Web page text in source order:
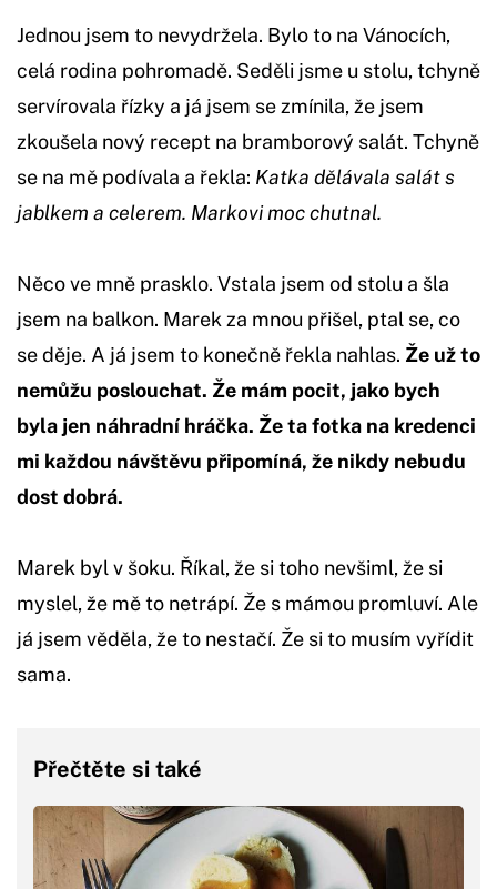
Jednou jsem to nevydržela. Bylo to na Vánocích,
celá rodina pohromadě. Seděli jsme u stolu, tchyně
servírovala řízky a já jsem se zmínila, že jsem
zkoušela nový recept na bramborový salát. Tchyně
se na mě podívala a řekla: Katka dělávala salát s
jablkem a celerem. Markovi moc chutnal.
Něco ve mně prasklo. Vstala jsem od stolu a šla
jsem na balkon. Marek za mnou přišel, ptal se, co
se děje. A já jsem to konečně řekla nahlas. Že už to
nemůžu poslouchat. Že mám pocit, jako bych
byla jen náhradní hráčka. Že ta fotka na kredenci
mi každou návštěvu připomíná, že nikdy nebudu
dost dobrá.
Marek byl v šoku. Říkal, že si toho nevšiml, že si
myslel, že mě to netrápí. Že s mámou promluví. Ale
já jsem věděla, že to nestačí. Že si to musím vyřídit
sama.
Přečtěte si také